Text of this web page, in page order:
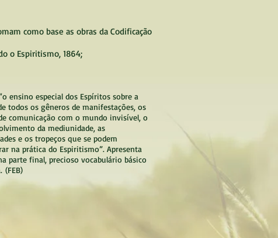
como base as obras da Codificação
o Espiritismo, 1864;
ensino especial dos Espíritos sobre a
todos os gêneros de manifestações, os
comunicação com o mundo invisível, o
da mediunidade, as
e os tropeços que se podem
na prática do Espiritismo”. Apresenta
parte final, precioso vocabulário básico
(FEB)